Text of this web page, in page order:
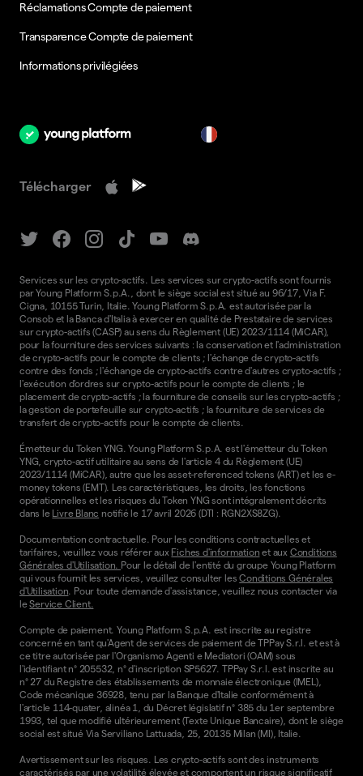
Réclamations Compte de paiement
Transparence Compte de paiement
Informations privilégiées
Télécharger
Services sur les crypto-actifs. Les services sur crypto-actifs sont fournis
par Young Platform S.p.A., dont le siège social est situé au 96/17, Via F.
Cigna, 10155 Turin, Italie. Young Platform S.p.A. est autorisée par la
Consob et la Banca d'Italia à exercer en qualité de Prestataire de services
sur crypto-actifs (CASP) au sens du Règlement (UE) 2023/1114 (MiCAR),
pour la fourniture des services suivants : la conservation et l'administration
de crypto-actifs pour le compte de clients ; l'échange de crypto-actifs
contre des fonds ; l'échange de crypto-actifs contre d'autres crypto-actifs ;
l'exécution d'ordres sur crypto-actifs pour le compte de clients ; le
placement de crypto-actifs ; la fourniture de conseils sur les crypto-actifs ;
la gestion de portefeuille sur crypto-actifs ; la fourniture de services de
transfert de crypto-actifs pour le compte de clients.
Émetteur du Token YNG. Young Platform S.p.A. est l'émetteur du Token
YNG, crypto-actif utilitaire au sens de l'article 4 du Règlement (UE)
2023/1114 (MiCAR), autre que les asset-referenced tokens (ART) et les e-
money tokens (EMT). Les caractéristiques, les droits, les fonctions
opérationnelles et les risques du Token YNG sont intégralement décrits
dans le Livre Blanc notifié le 17 avril 2026 (DTI : RGN2XS8ZG).
Documentation contractuelle. Pour les conditions contractuelles et
tarifaires, veuillez vous référer aux Fiches d'information et aux Conditions
Générales d'Utilisation. Pour le détail de l'entité du groupe Young Platform
qui vous fournit les services, veuillez consulter lesConditions Générales
d'Utilisation. Pour toute demande d'assistance, veuillez nous contacter via
leService Client.
Compte de paiement. Young Platform S.p.A. est inscrite au registre
concerné en tant qu'Agent de services de paiement de TPPay S.r.l. et est à
ce titre autorisée par l'Organismo Agenti e Mediatori (OAM) sous
l'identifiant n° 205532, n° d'inscription SP5627. TPPay S.r.l. est inscrite au
n° 27 du Registre des établissements de monnaie électronique (IMEL),
Code mécanique 36928, tenu par la Banque d'Italie conformément à
l'article 114-quater, alinéa 1, du Décret législatif n° 385 du 1er septembre
1993, tel que modifié ultérieurement (Texte Unique Bancaire), dont le siège
social est situé Via Serviliano Lattuada, 25, 20135 Milan (MI), Italie.
Avertissement sur les risques. Les crypto-actifs sont des instruments
caractérisés par une volatilité élevée et comportent un risque significatif